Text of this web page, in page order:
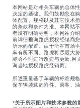
本网站是对相关车辆的总体
决定的基础。我们鼓励您在
体配置、规格以及其它技术
的条款和条件为准。本网站
者没有明确标明，本网站介
前详细垂询路虎授权经销商
所示的配置。由于所在市场
车有所不同。路虎将尽最大
能会不时进行改进与更新,网
询当地授权路虎经销商。
所述重量基于车辆的标准规
保车辆装载的附件、乘客、
*关于所示图片和技术参数的